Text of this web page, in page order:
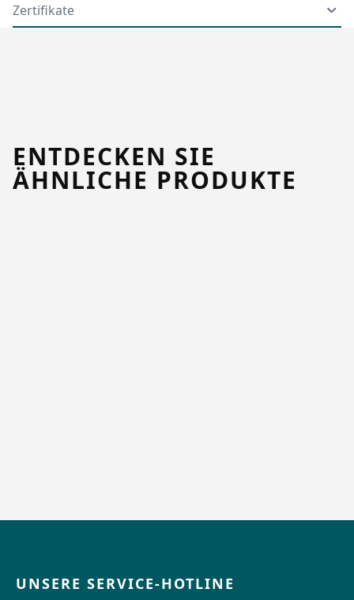
Zertifikate
ENTDECKEN SIE
ÄHNLICHE PRODUKTE
UNSERE SERVICE-HOTLINE